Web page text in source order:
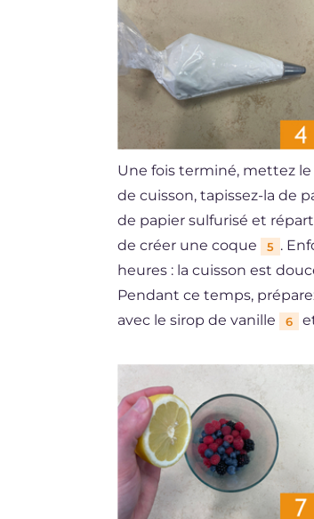
Une fois terminé, mettez
de cuisson, tapissez-la de
de papier sulfurisé et
de créer une coque
5 .
heures : la cuisson est
Pendant ce temps,
avec le sirop de vanille
6